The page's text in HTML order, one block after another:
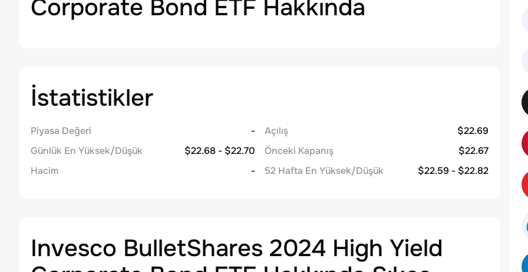
Corporate Bond ETF Hakkında
İstatistikler
Piyasa Değeri
-
Günlük En Yüksek/Düşük
$22.68 - $22.70
Hacim
-
Açılış
$22.69
Önceki Kapanış
$22.67
52 Hafta En Yüksek/Düşük
$22.59 - $22.82
Invesco BulletShares 2024 High Yield